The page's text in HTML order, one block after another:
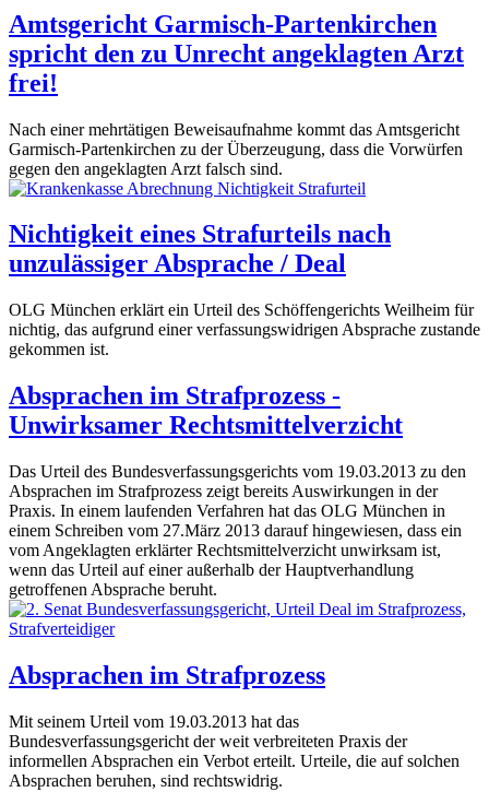
Amtsgericht Garmisch-Partenkirchen
spricht den zu Unrecht angeklagten Arzt
frei!
Nach einer mehrtätigen Beweisaufnahme kommt das Amtsgericht
Garmisch-Partenkirchen zu der Überzeugung, dass die Vorwürfen
gegen den angeklagten Arzt falsch sind.
Nichtigkeit eines Strafurteils nach
unzulässiger Absprache / Deal
OLG München erklärt ein Urteil des Schöffengerichts Weilheim für
nichtig, das aufgrund einer verfassungswidrigen Absprache zustande
gekommen ist.
Absprachen im Strafprozess -
Unwirksamer Rechtsmittelverzicht
Das Urteil des Bundesverfassungsgerichts vom 19.03.2013 zu den
Absprachen im Strafprozess zeigt bereits Auswirkungen in der
Praxis. In einem laufenden Verfahren hat das OLG München in
einem Schreiben vom 27.März 2013 darauf hingewiesen, dass ein
vom Angeklagten erklärter Rechtsmittelverzicht unwirksam ist,
wenn das Urteil auf einer außerhalb der Hauptverhandlung
getroffenen Absprache beruht.
Absprachen im Strafprozess
Mit seinem Urteil vom 19.03.2013 hat das
Bundesverfassungsgericht der weit verbreiteten Praxis der
informellen Absprachen ein Verbot erteilt. Urteile, die auf solchen
Absprachen beruhen, sind rechtswidrig.